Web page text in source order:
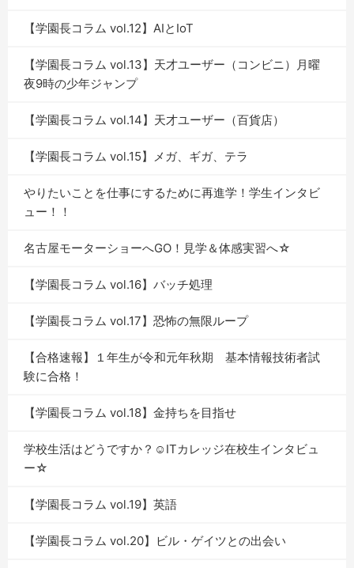
【学園長コラム vol.12】AIとIoT
【学園長コラム vol.13】天才ユーザー（コンビニ）月曜
夜9時の少年ジャンプ
【学園長コラム vol.14】天才ユーザー（百貨店）
【学園長コラム vol.15】メガ、ギガ、テラ
やりたいことを仕事にするために再進学！学生インタビ
ュー！！
名古屋モーターショーへGO！見学＆体感実習へ☆
【学園長コラム vol.16】バッチ処理
【学園長コラム vol.17】恐怖の無限ループ
【合格速報】１年生が令和元年秋期 基本情報技術者試
験に合格！
【学園長コラム vol.18】金持ちを目指せ
学校生活はどうですか？☺ITカレッジ在校生インタビュ
ー☆
【学園長コラム vol.19】英語
【学園長コラム vol.20】ビル・ゲイツとの出会い